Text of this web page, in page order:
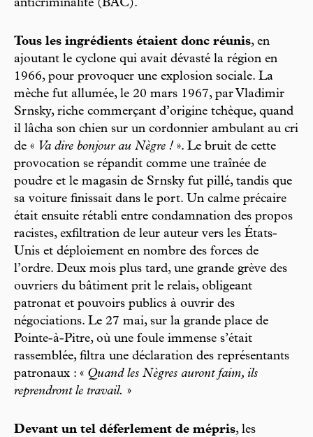
anticriminalité (BAC).
Tous les ingrédients étaient donc réunis, en
ajoutant le cyclone qui avait dévasté la région en
1966, pour provoquer une explosion sociale. La
mèche fut allumée, le 20 mars 1967, par Vladimir
Srnsky, riche commerçant d’origine tchèque, quand
il lâcha son chien sur un cordonnier ambulant au cri
de « Va dire bonjour au Nègre ! ». Le bruit de cette
provocation se répandit comme une traînée de
poudre et le magasin de Srnsky fut pillé, tandis que
sa voiture finissait dans le port. Un calme précaire
était ensuite rétabli entre condamnation des propos
racistes, exfiltration de leur auteur vers les États-
Unis et déploiement en nombre des forces de
l’ordre. Deux mois plus tard, une grande grève des
ouvriers du bâtiment prit le relais, obligeant
patronat et pouvoirs publics à ouvrir des
négociations. Le 27 mai, sur la grande place de
Pointe-à-Pitre, où une foule immense s’était
rassemblée, filtra une déclaration des représentants
patronaux : « Quand les Nègres auront faim, ils
reprendront le travail. »
Devant un tel déferlement de mépris, les